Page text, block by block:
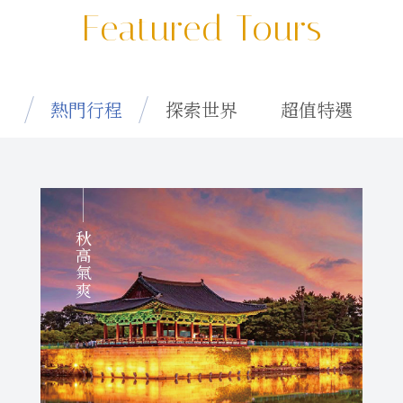
Featured Tours
熱門行程 探索世界 超值特選
秋高氣爽